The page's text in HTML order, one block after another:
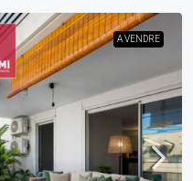
A VENDRE